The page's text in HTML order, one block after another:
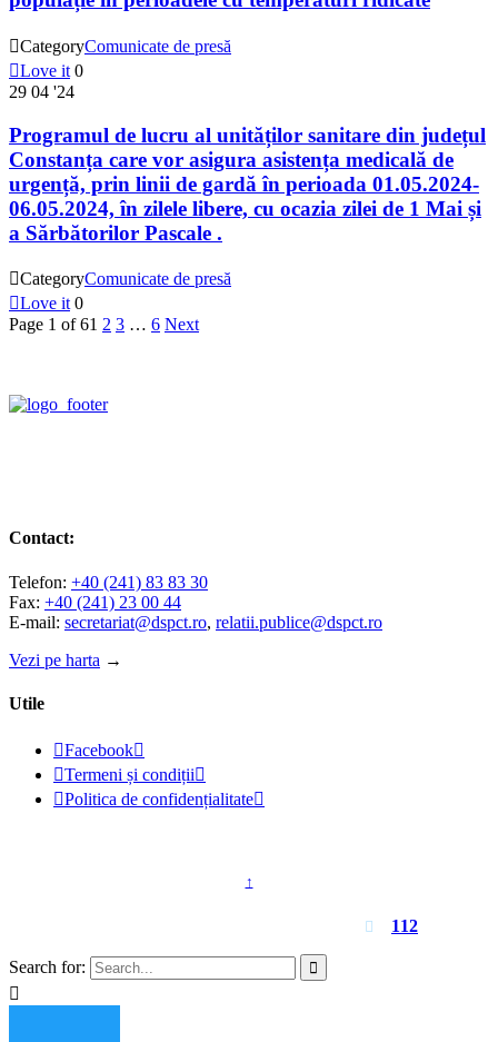
CategoryComunicate de presă
Love it 0
29 04 '24
Programul de lucru al unităților sanitare din județul
Constanța care vor asigura asistența medicală de
urgență, prin linii de gardă în perioada 01.05.2024-
06.05.2024, în zilele libere, cu ocazia zilei de 1 Mai și
a Sărbătorilor Pascale .
CategoryComunicate de presă
Love it 0
Page 1 of 61 2 3 … 6 Next
Contact:
Telefon: +40 (241) 83 83 30
Fax: +40 (241) 23 00 44
E-mail: secretariat@dspct.ro, relatii.publice@dspct.ro
Vezi pe harta →
Utile
Facebook
Termeni și condiții
Politica de confidențialitate
↑
 112
Search for: 
